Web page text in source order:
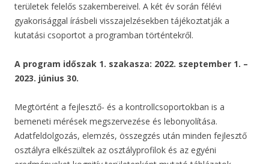
területek felelős szakembereivel. A két év során félévi
gyakorisággal írásbeli visszajelzésekben tájékoztatják a
kutatási csoportot a programban történtekről.
A program időszak 1. szakasza: 2022. szeptember 1. –
2023. június 30.
Megtörtént a fejlesztő- és a kontrollcsoportokban is a
bemeneti mérések megszervezése és lebonyolítása.
Adatfeldolgozás, elemzés, összegzés után minden fejlesztő
osztályra elkészültek az osztályprofilok és az egyéni